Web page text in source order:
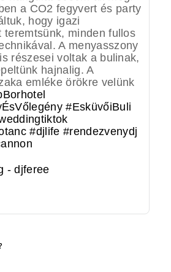
a CO2 fegyvert és party
hogy igazi
teremtsünk, minden fullos
A menyasszony
részesei voltak a bulinak,
hajnalig. A
emléke örökre velünk
#EsküvőiBuli
#djlife #rendezvenydj
- djferee